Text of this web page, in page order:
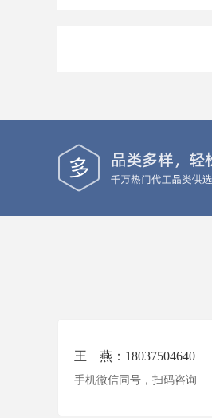
王 燕：18037504640
手机微信同号，扫码咨询